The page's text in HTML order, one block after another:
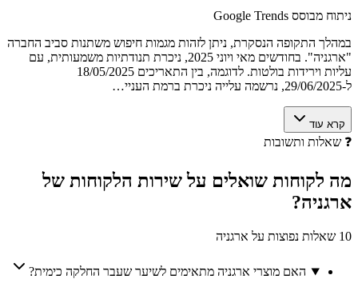
ניתוח מבוסס Google Trends
במהלך התקופה הנסקרת, ניתן לזהות מגמות חיפוש משתנות סביב החברה
"ארגניה". בחודשים מאי ויוני 2025, ניכרת תנודתיות משמעותית, עם
עליות וירידות בולטות. לדוגמה, בין התאריכים 18/05/2025
ל-29/06/2025, נרשמה עלייה ניכרת ברמת העניי…
קרא עוד
❓ שאלות ותשובות
מה לקוחות שואלים על שירות הלקוחות של
ארגניה?
10 שאלות נפוצות על ארגניה
האם מוצרי ארגניה מתאימים לשיער שעבר החלקה כימית?